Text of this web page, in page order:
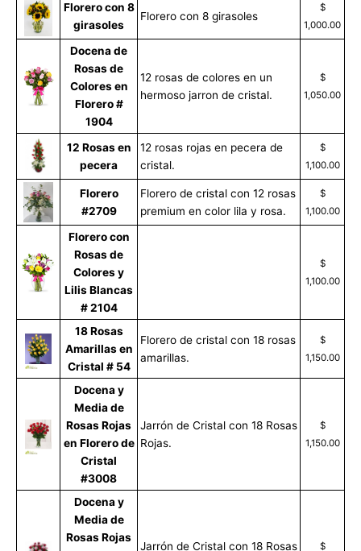
Florero con 8
girasoles
Florero con 8 girasoles
$
1,000.00
Docena de
Rosas de
Colores en
Florero #
1904
12 rosas de colores en un
hermoso jarron de cristal.
$
1,050.00
12 Rosas en
pecera
12 rosas rojas en pecera de
cristal.
$
1,100.00
Florero
#2709
Florero de cristal con 12 rosas
premium en color lila y rosa.
$
1,100.00
Florero con
Rosas de
Colores y
Lilis Blancas
# 2104
$
1,100.00
18 Rosas
Amarillas en
Cristal # 54
Florero de cristal con 18 rosas
amarillas.
$
1,150.00
Docena y
Media de
Rosas Rojas
en Florero de
Cristal
#3008
Jarrón de Cristal con 18 Rosas
Rojas.
$
1,150.00
Docena y
Media de
Rosas Rojas
Jarrón de Cristal con 18 Rosas $